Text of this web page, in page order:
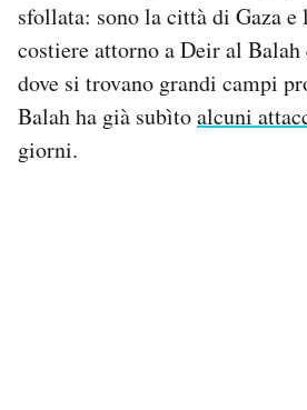
sfollata: sono la città di Gaza e
costiere attorno a Deir al
dove si trovano grandi campi
Balah ha già subìtoalcuni
giorni.